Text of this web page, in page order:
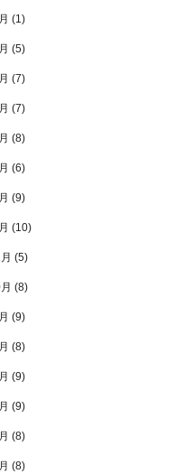
(1)
(5)
(7)
(7)
(8)
(6)
(9)
(10)
(5)
(8)
(9)
(8)
(9)
(9)
(8)
(8)